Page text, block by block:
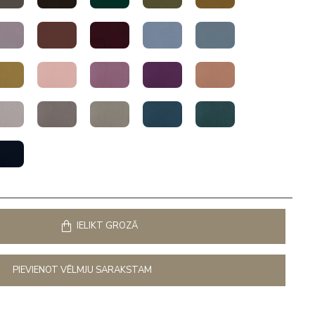
IELIKT GROZĀ
PIEVIENOT VĒLMJU SARAKSTAM